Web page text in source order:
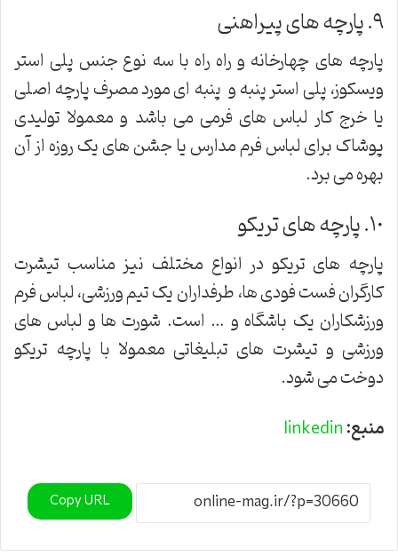
٩. پارچه های پیراهنی
پارچه های چهارخانه و راه راه با سه نوع جنس پلی استر
ویسکوز، پلی استر پنبه و پنبه ای مورد مصرف پارچه اصلی
یا خرج کار لباس های فرمی می باشد و معمولا تولیدی
پوشاک برای لباس فرم مدارس یا جشن های یک روزه از آن
بهره می برد.
١٠. پارچه های تریکو
پارچه های تریکو در انواع مختلف نیز مناسب تیشرت
کارگران فست فودی ها، طرفداران یک تیم ورزشی، لباس فرم
ورزشکاران یک باشگاه و … است. شورت ها و لباس های
ورزشی و تیشرت های تبلیغاتی معمولا با پارچه تریکو
دوخت می شود.
منبع:linkedin
Copy URL